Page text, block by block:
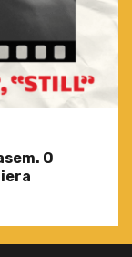
O